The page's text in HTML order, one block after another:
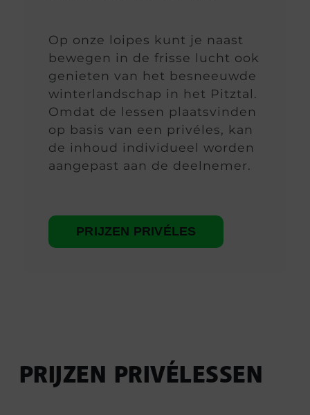
Op onze loipes kunt je naast
bewegen in de frisse lucht ook
genieten van het besneeuwde
winterlandschap in het Pitztal.
Omdat de lessen plaatsvinden
op basis van een privéles, kan
de inhoud individueel worden
aangepast aan de deelnemer.
PRIJZEN PRIVÉLES
PRIJZEN PRIVÉLESSEN